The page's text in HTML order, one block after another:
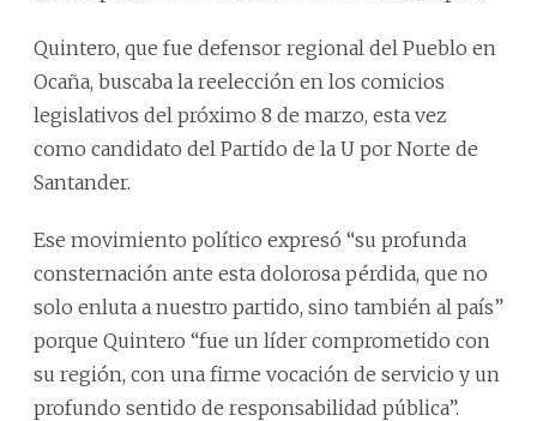
Quintero, que fue defensor regional del Pueblo en
Ocaña, buscaba la reelección en los comicios
legislativos del próximo 8 de marzo, esta vez
como candidato del Partido de la U por Norte de
Santander.
Ese movimiento político expresó “su profunda
consternación ante esta dolorosa pérdida, que no
solo enluta a nuestro partido, sino también al país”
porque Quintero “fue un líder comprometido con
su región, con una firme vocación de servicio y un
profundo sentido de responsabilidad pública”.